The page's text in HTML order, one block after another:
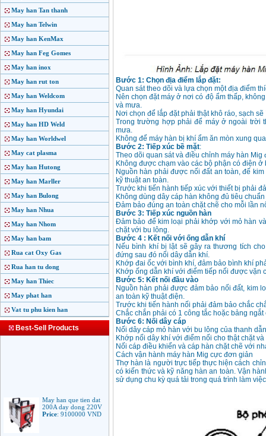
May han Tan thanh
May han Telwin
May han KenMax
May han Feg Gomes
May han inox
May han rut ton
May han Weldcom
May han Hyundai
May han HD Weld
May han Worldwel
May cat plasma
May han Hutong
May han Marller
May han Bulong
May han Nhua
May han Nhom
May han bam
Rua cat Oxy Gas
Rua han tu dong
May han Thiec
May phat han
Vat tu phu kien han
Best-Sell Products
200A day dong 220V
Price:9100000 VND
Bước 1: Chọn địa điểm lắp đặt:
Quan sát theo dõi và lựa chọn một địa điểm
Nên chọn đặt máy ở nơi có độ ẩm thấp,
và mưa.
Nơi chọn để lắp đặt phải thật khô ráo, sạch sẽ
Trong trường hợp phải để máy ở ngoài trời
mưa.
Không để máy hàn bị khí ẩm ăn mòn xung
Bước 2: Tiếp xúc bề mặt:
Theo dõi quan sát và điều chỉnh máy hàn Mig
Không được chạm vào các bộ phận có điện
Nguồn hàn phải được nối đất an toàn, đế
kỹ thuật an toàn.
Trước khi tiến hành tiếp xúc với thiết bị phải
Không dùng dây cáp hàn không đủ tiêu
Đảm bảo đúng an toàn chặt chẽ cho mỗi lần
Bước 3: Tiếp xúc nguồn hàn
Đảm bảo để kim loại phải khớp với mỏ hàn
chặt với bu lông.
Bước 4 : Kết nối với ống dẫn khí
Nếu bình khí bị lật sẽ gây ra thương tích
đứng sau đó nối dây dẫn khí.
Khớp đai ốc với bình khí, đảm bảo bình khí
Khớp ống dẫn khí với điểm tiếp nối được vặn
Bước 5: Kết nối đầu vào
Nguồn hàn phải được đảm bảo nối đất, kim
an toàn kỹ thuật điện.
Trước khi tiến hành nối phải đảm bảo chắc
Chắc chắn phải có 1 công tắc hoặc bảng
Bước 6: Nối dây cáp
Nối dây cáp mỏ hàn với bu lông của thanh
Khớp nối dây khí với điểm nối cho thật chặt
Nối cáp điều khiển và cáp hàn chặt chẽ với
Cách vận hành máy hàn Mig cực đơn giản
Thợ hàn là người trực tiếp thực hiện cách
có kiến thức và kỹ năng hàn an toàn. Vận
sử dụng chu kỳ quá tải trong quá trình làm